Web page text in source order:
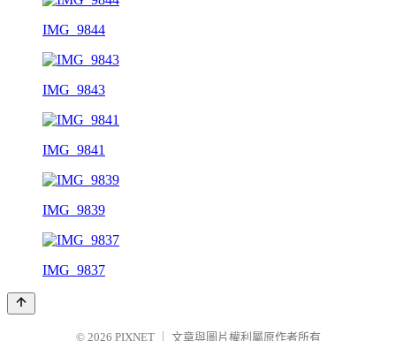
IMG_9844
IMG_9843
IMG_9841
IMG_9839
IMG_9837
© 2026 PIXNET 文章與圖片權利屬原作者所有